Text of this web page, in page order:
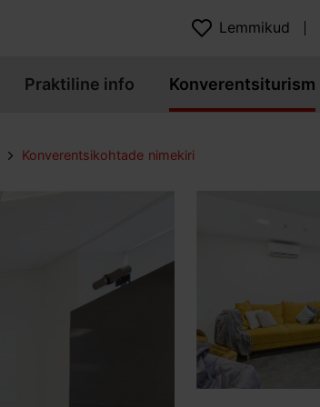
Lemmikud
Praktiline info Konverentsiturism
Konverentsikohtade nimekiri